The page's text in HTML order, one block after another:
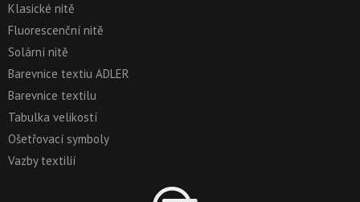
Klasické nitě
Fluorescenční nitě
Solární nitě
Barevnice textiu ADLER
Barevnice textilu
Tabulka velikostí
Ošetřovací symboly
Vazby textilií